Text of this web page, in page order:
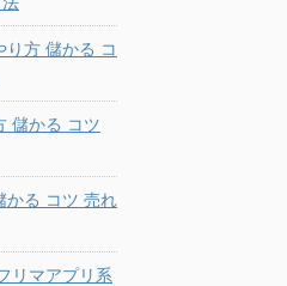
方 儲かる コ
儲かる コツ
かる コツ 売れ
リマアプリ系